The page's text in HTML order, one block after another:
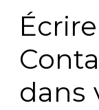
dans